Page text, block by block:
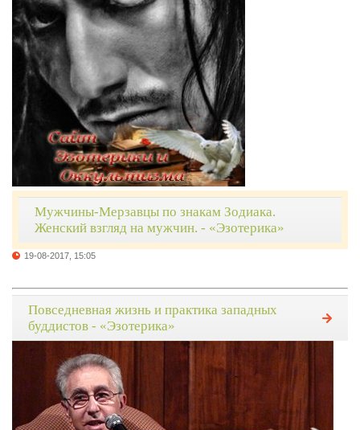
Мужчины-Мерзавцы по знакам Зодиака.
Женский взгляд на мужчин. - «Эзотерика»
19-08-2017, 15:05
Повседневная жизнь и практика западных
буддистов - «Эзотерика»